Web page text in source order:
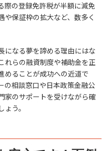
際の登録免許税が半額に減免
や保証枠の拡大など、数多く
になる夢を諦める理由にはな
れらの融資制度や補助金を正
めることが成功への近道で
の相談窓口や日本政策金融公
家のサポートを受けながら確
う。